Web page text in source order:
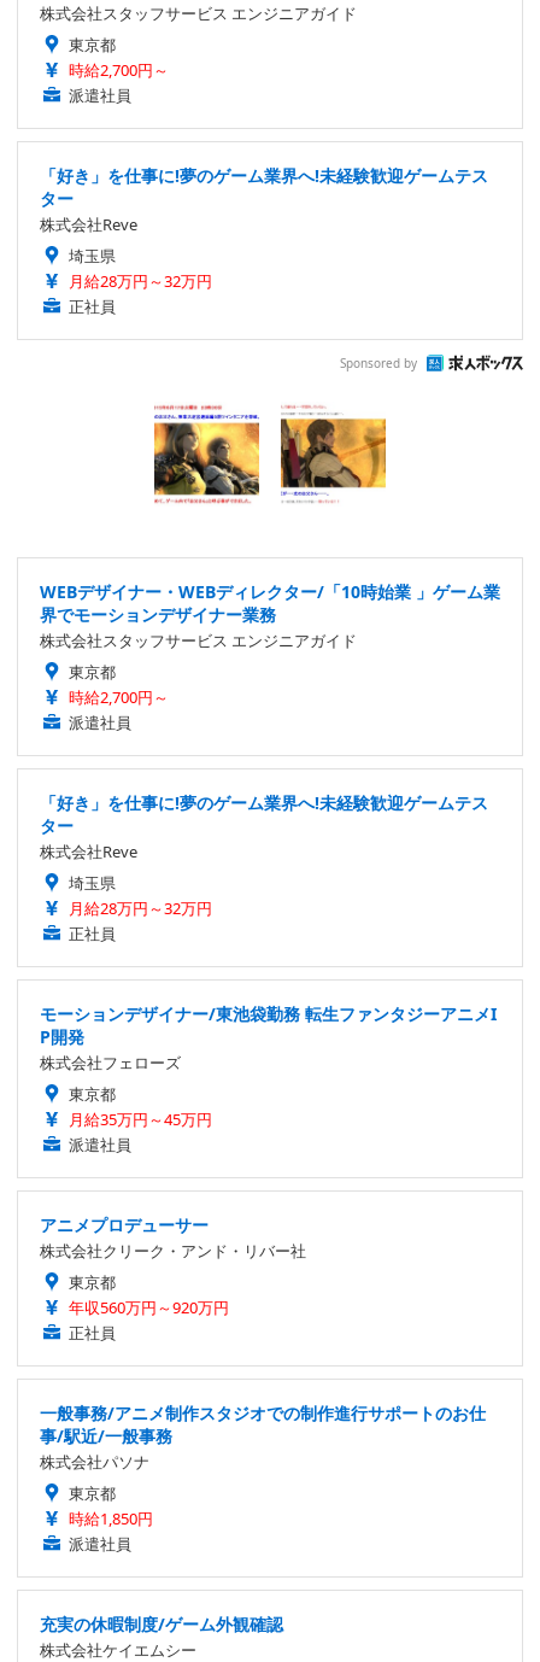
株式会社スタッフサービス エンジニアガイド
東京都
時給2,700円～
派遣社員
「好き」を仕事に!夢のゲーム業界へ!未経験歓迎ゲームテス
ター
株式会社Reve
埼玉県
月給28万円～32万円
正社員
Sponsored by
WEBデザイナー・WEBディレクター/「10時始業 」ゲーム業
界でモーションデザイナー業務
株式会社スタッフサービス エンジニアガイド
東京都
時給2,700円～
派遣社員
「好き」を仕事に!夢のゲーム業界へ!未経験歓迎ゲームテス
ター
株式会社Reve
埼玉県
月給28万円～32万円
正社員
モーションデザイナー/東池袋勤務 転生ファンタジーアニメI
P開発
株式会社フェローズ
東京都
月給35万円～45万円
派遣社員
アニメプロデューサー
株式会社クリーク・アンド・リバー社
東京都
年収560万円～920万円
正社員
一般事務/アニメ制作スタジオでの制作進行サポートのお仕
事/駅近/一般事務
株式会社パソナ
東京都
時給1,850円
派遣社員
充実の休暇制度/ゲーム外観確認
株式会社ケイエムシー